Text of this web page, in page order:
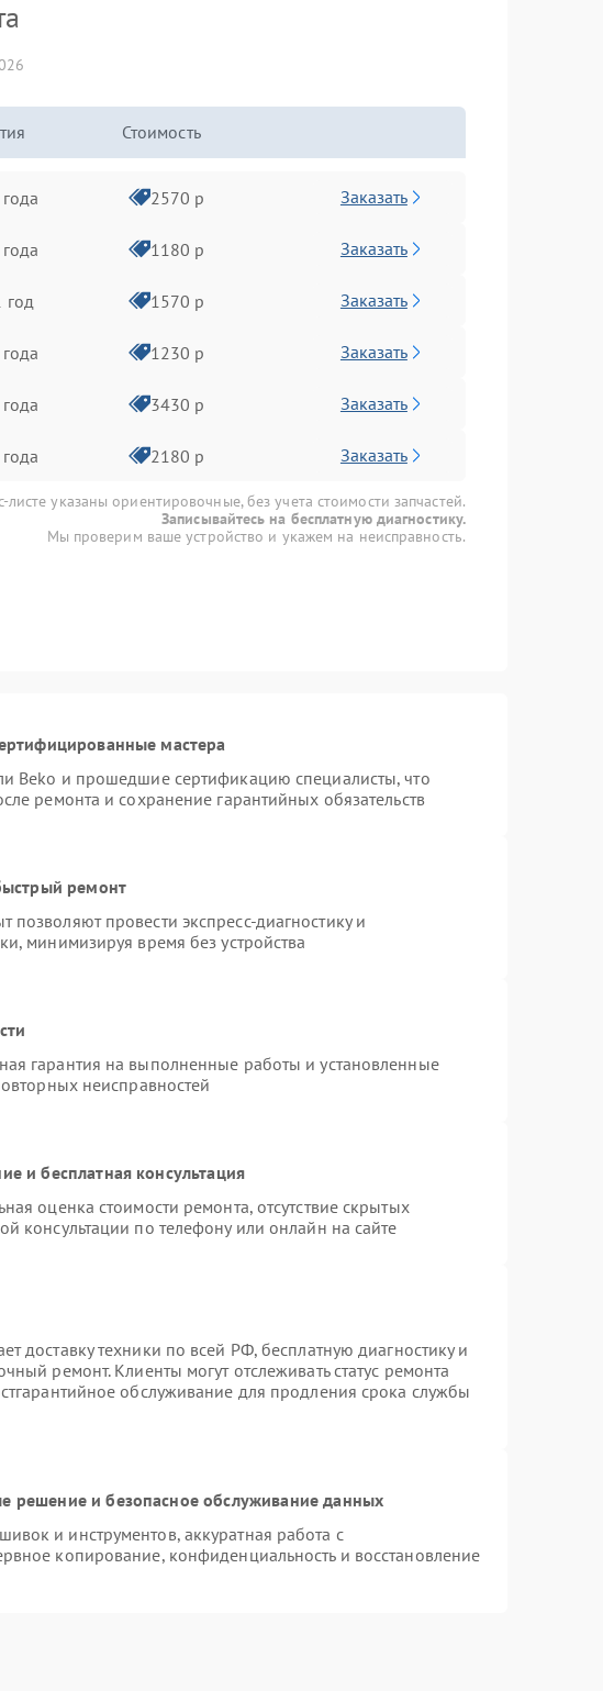
Стоимость
2570 р Заказать
1180 р Заказать
год 1570 р Заказать
1230 р Заказать
3430 р Заказать
2180 р Заказать
указаны ориентировочные, без учета стоимости запчастей.
Записывайтесь на бесплатную диагностику.
Мы проверим ваше устройство и укажем на неисправность.
мастера
Beko и прошедшие сертификацию специалисты, что
ремонта и сохранение гарантийных обязательств
ремонт
провести экспресс-диагностику и
минимизируя время без устройства
гарантия на выполненные работы и установленные
неисправностей
и бесплатная консультация
оценка стоимости ремонта, отсутствие скрытых
консультации по телефону или онлайн на сайте
доставку техники по всей РФ, бесплатную диагностику и
ремонт. Клиенты могут отслеживать статус ремонта
обслуживание для продления срока службы
решение и безопасное обслуживание данных
и инструментов, аккуратная работа с
копирование, конфиденциальность и восстановление